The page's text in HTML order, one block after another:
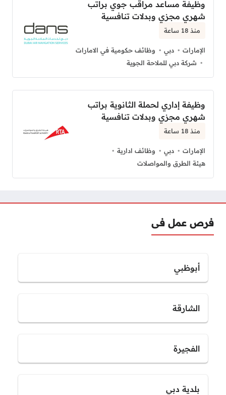
وظيفة مساعد مراقب جوي براتب
شهري مجزي وبدلات تنافسية
منذ 18 ساعة
الإمارات دبي
وظائف حكومية في الامارات
شركة دبي للملاحة الجوية
وظيفة إداري لحملة الثانوية براتب
شهري مجزي وبدلات تنافسية
منذ 18 ساعة
الإمارات دبي
وظائف ادارية
هيئة الطرق والمواصلات
فرص عمل فى
أبوظبي
الشارقة
الفجيرة
بلدية دبي